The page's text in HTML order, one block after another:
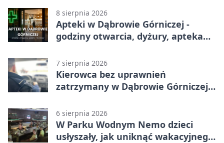
8 sierpnia 2026
Apteki w Dąbrowie Górniczej -
godziny otwarcia, dyżury, apteka
7 sierpnia 2026
Kierowca bez uprawnień
zatrzymany w Dąbrowie Górniczej.
6 sierpnia 2026
W Parku Wodnym Nemo dzieci
usłyszały, jak uniknąć wakacyjnego